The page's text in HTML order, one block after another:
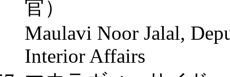
官）
Maulavi Noor Jalal,
Interior Affairs